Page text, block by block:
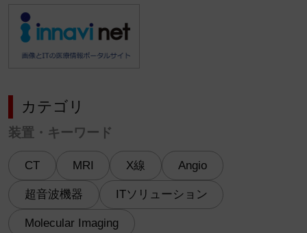
カテゴリ
装置・キーワード
CT MRI X線 Angio
超音波機器 ITソリューション
Molecular Imaging